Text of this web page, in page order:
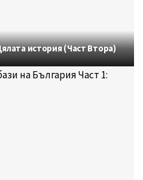
история (Част Втора)